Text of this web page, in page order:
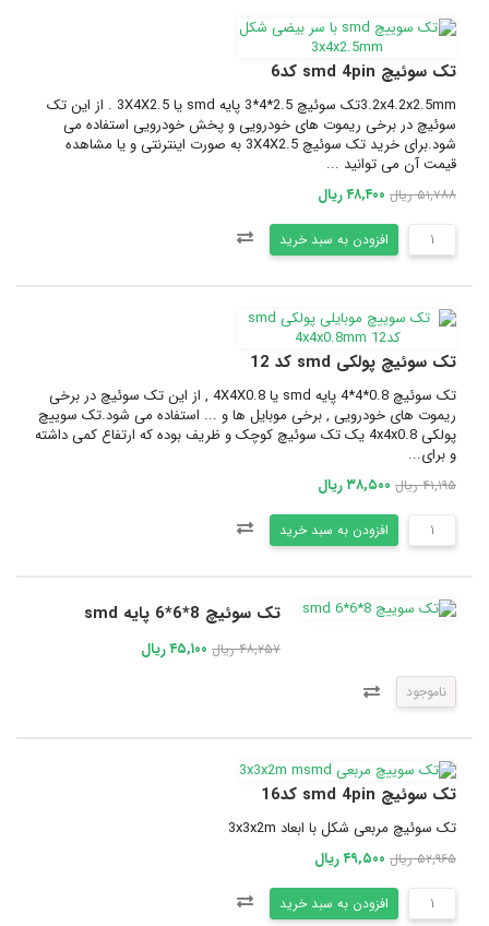
تک سوئیچ smd 4pin کد6
3.2x4.2x2.5mmتک سوئیچ 2.5*4*3 پایه smd یا 3X4X2.5 . از این تک
سوئیچ در برخی ریموت های خودرویی و پخش خودرویی استفاده می
شود.برای خرید تک سوئیچ 3X4X2.5 به صورت اینترنتی و یا مشاهده
قیمت آن می توانید ...
۵۱,۷۸۸ ریال ۴۸,۴۰۰ ریال
افزودن به سبد خرید
تک سوئیچ پولکی smd کد 12
تک سوئیچ 0.8*4*4 پایه smd یا 4X4X0.8 , از این تک سوئیچ در برخی
ریموت های خودرویی , برخی موبایل ها و ... استفاده می شود.تک سوییچ
پولکی 4x4x0.8 یک تک سوئیچ کوچک و ظریف بوده که ارتفاع کمی داشته
و برای...
۴۱,۱۹۵ ریال ۳۸,۵۰۰ ریال
افزودن به سبد خرید
تک سوئیچ 8*6*6 پایه smd
۴۸,۲۵۷ ریال ۴۵,۱۰۰ ریال
ناموجود
تک سوئیچ smd 4pin کد16
تک سوئیچ مربعی شکل با ابعاد 3x3x2m
۵۲,۹۶۵ ریال ۴۹,۵۰۰ ریال
افزودن به سبد خرید